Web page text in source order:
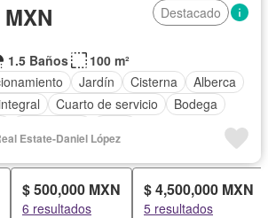
Destacado
1.5 Baños
100 m²
Jardín Cisterna
Alberca
Cuarto de servicio
Bodega
Gas natural
Recámara con closet
Estate-Daniel López
$ 500,000 MXN
6 resultados
$ 4,500,000 MXN
5 resultados